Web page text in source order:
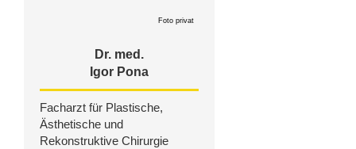
Foto privat
Dr. med.
Igor Pona
Facharzt für Plastische,
Ästhetische und
Rekonstruktive Chirurgie